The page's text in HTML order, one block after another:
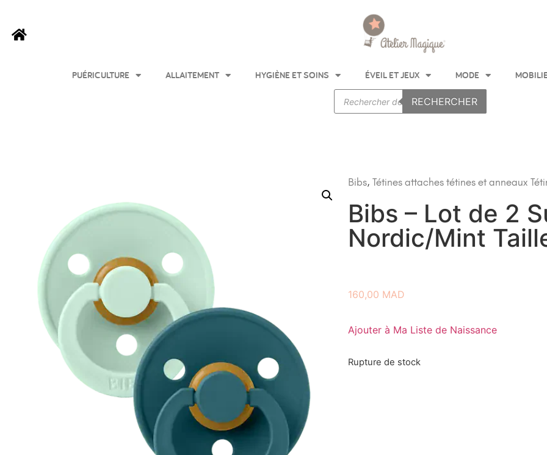
PUÉRICULTURE ALLAITEMENT HYGIÈNE ET SOINS ÉVEIL ET JEUX MODE
RECHERCHER
Bibs, Tétines attaches tétines et anneaux
Bibs – Lot de 2
Nordic/Mint
160,00 MAD
Ajouter à Ma Liste de Naissance
Rupture de stock